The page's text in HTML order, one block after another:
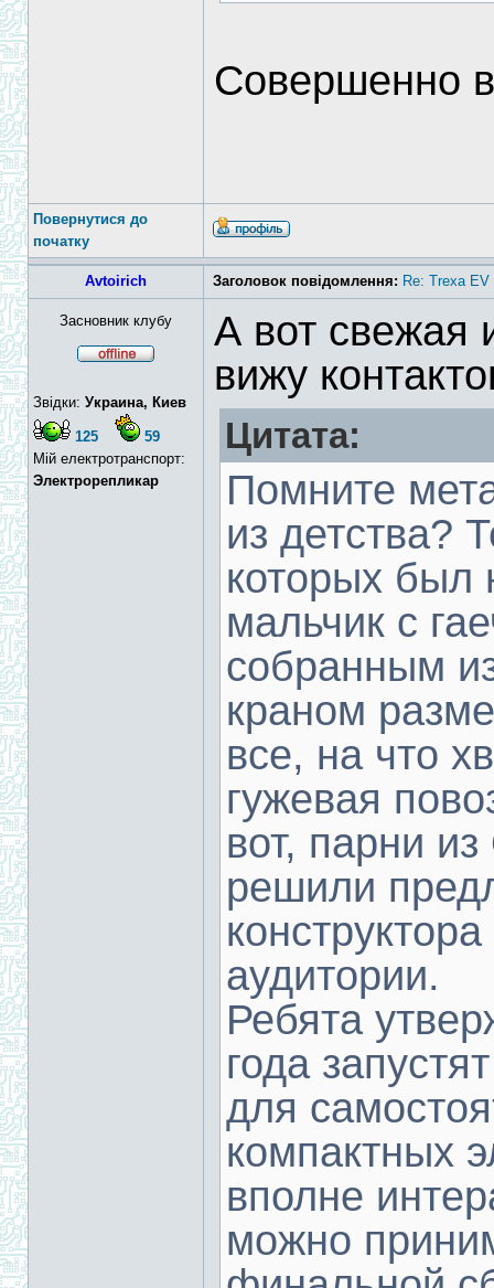
Совершенно
Повернутися до
початку
Avtoirich Заголовок повідомлення: Re: Trexa EV
Засновник клубу
Звідки: Украина, Киев
125
59
Мій електротранспорт:
Электрорепликар
А вот свежая
вижу
Цитата:
Помните
из детства?
которых был
мальчик с
собранным
краном
все, на что
гужевая
вот, парни
решили
аудитории.
Ребята
года
для
компактных
вполне
можно